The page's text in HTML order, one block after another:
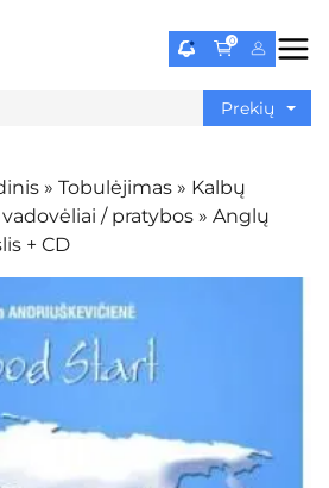
0
» Tobulėjimas » Kalbų
/ pratybos » Anglų
+ CD